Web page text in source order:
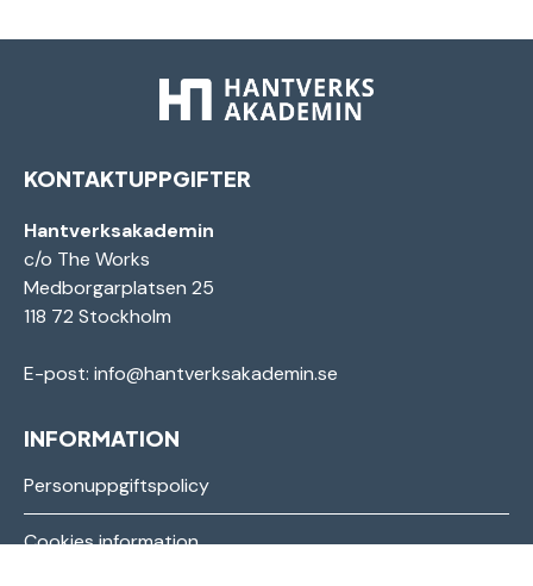
KONTAKTUPPGIFTER
Hantverksakademin
c/o The Works
Medborgarplatsen 25
118 72 Stockholm
E-post: info@hantverksakademin.se
INFORMATION
Personuppgiftspolicy
Cookies information